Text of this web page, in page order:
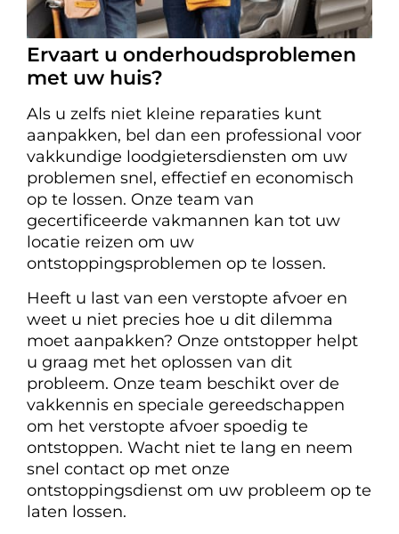
Ervaart u onderhoudsproblemen
met uw huis?
Als u zelfs niet kleine reparaties kunt
aanpakken, bel dan een professional voor
vakkundige loodgietersdiensten om uw
problemen snel, effectief en economisch
op te lossen. Onze team van
gecertificeerde vakmannen kan tot uw
locatie reizen om uw
ontstoppingsproblemen op te lossen.
Heeft u last van een verstopte afvoer en
weet u niet precies hoe u dit dilemma
moet aanpakken? Onze ontstopper helpt
u graag met het oplossen van dit
probleem. Onze team beschikt over de
vakkennis en speciale gereedschappen
om het verstopte afvoer spoedig te
ontstoppen. Wacht niet te lang en neem
snel contact op met onze
ontstoppingsdienst om uw probleem op te
laten lossen.